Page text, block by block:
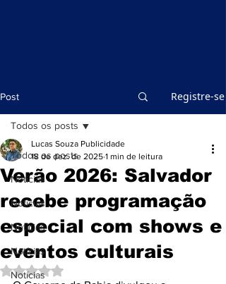
Post Registre-se
Todos os posts
Notícias
Notícias
Notícias
Notícias
Notícias
Todos os posts
Verão 2026: Salvador
recebe programação
especial com shows e
eventos culturais
Lucas Souza Publicidade
18 de dez. de 2025 1 min de leitura
Avaliado com NaN de 5 estrelas.